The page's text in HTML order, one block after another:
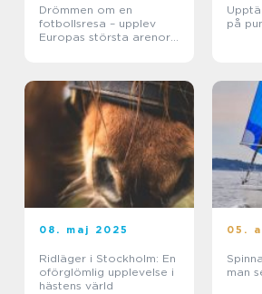
Drömmen om en
fotbollsresa – upplev
Europas största arenor
på
08. maj 2025
Ridläger i Stockholm: En
oförglömlig upplevelse i
hästens värld
05.
man